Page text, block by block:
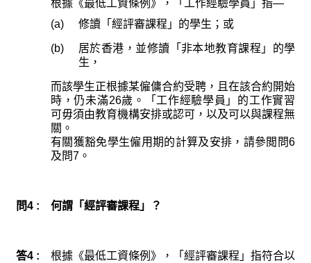
根據《最低工資條例》，「工作經驗學員」指—
(a)
修讀「經評審課程」的學生；或
(b)
居於香港，並修讀「非本地教育課程」的學
生，
而該學生正根據某僱傭合約受聘，且在該合約開始
時，仍未滿26歲。「工作經驗學員」的工作實習
可毋須由教育機構安排或認可，以及可以與課程無
關。
有關獲豁免學生僱用期的計算及安排，請參閲問6
及問7。
問4 : 何謂「經評審課程」？
答4 :
根據《最低工資條例》，「經評審課程」指符合以